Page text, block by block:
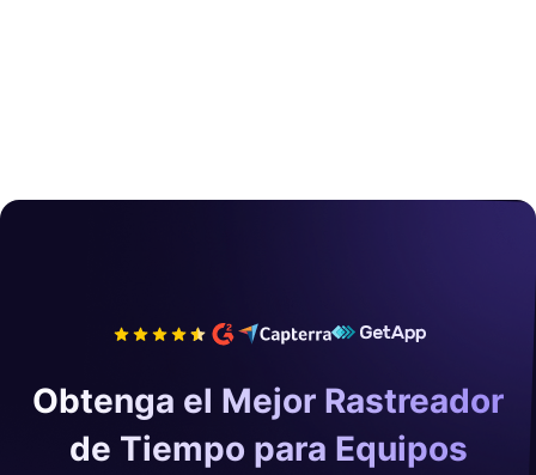
Obtenga el Mejor Rastreador
de Tiempo para Equipos